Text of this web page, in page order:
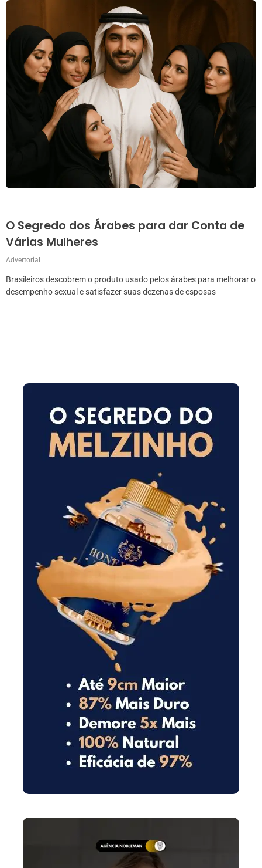
O Segredo dos Árabes para dar Conta de
Várias Mulheres
Advertorial
Brasileiros descobrem o produto usado pelos árabes para melhorar o
desempenho sexual e satisfazer suas dezenas de esposas